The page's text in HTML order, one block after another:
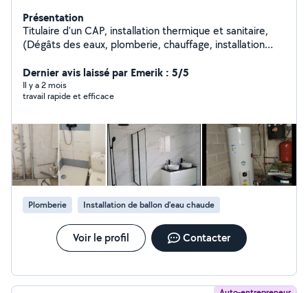
Présentation
Titulaire d'un CAP, installation thermique et sanitaire,
(Dégâts des eaux, plomberie, chauffage, installation
urgence, et d'autres travaux de bricolage...etc.)
Dernier avis laissé par Emerik : 5/5
Il y a 2 mois
travail rapide et efficace
Plomberie Installation de ballon d'eau chaude
Voir le profil Contacter